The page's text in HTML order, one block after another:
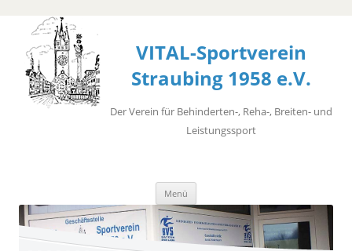
VITAL-Sportverein
Straubing 1958 e.V.
Der Verein für Behinderten-, Reha-, Breiten- und
Leistungssport
Menü
springen